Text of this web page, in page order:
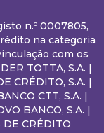
n.º 0007805,
na categoria
com os
TOTTA, S.A. |
CRÉDITO, S.A. |
CTT, S.A. |
BANCO, S.A. |
DE CRÉDITO